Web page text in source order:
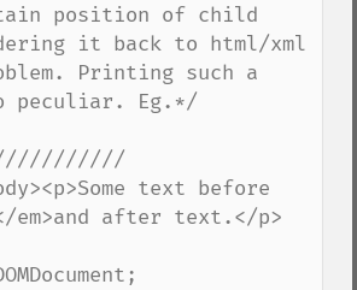
position of child
it back to html/xml
Printing such a
peculiar. Eg.*/
text before
em>and after text.</p>